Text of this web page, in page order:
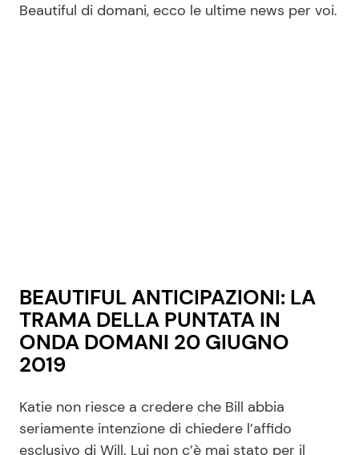
Chi siamo
Beautiful di domani, ecco le ultime news per voi.
BEAUTIFUL ANTICIPAZIONI: LA
TRAMA DELLA PUNTATA IN
ONDA DOMANI 20 GIUGNO
2019
Katie non riesce a credere che Bill abbia
seriamente intenzione di chiedere l’affido
esclusivo di Will. Lui non c’è mai stato per il